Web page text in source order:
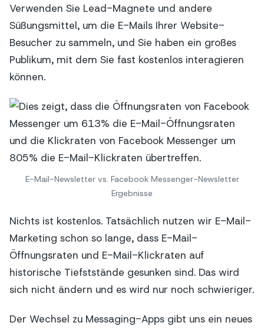
Verwenden Sie Lead-Magnete und andere
Süßungsmittel, um die E-Mails Ihrer Website-
Besucher zu sammeln, und Sie haben ein großes
Publikum, mit dem Sie fast kostenlos interagieren
können.
E-Mail-Newsletter vs. Facebook Messenger-Newsletter
Ergebnisse
Nichts ist kostenlos. Tatsächlich nutzen wir E-Mail-
Marketing schon so lange, dass E-Mail-
Öffnungsraten und E-Mail-Klickraten auf
historische Tiefststände gesunken sind. Das wird
sich nicht ändern und es wird nur noch schwieriger.
Der Wechsel zu Messaging-Apps gibt uns ein neues